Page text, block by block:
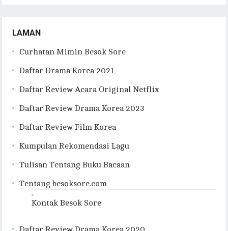
LAMAN
Curhatan Mimin Besok Sore
Daftar Drama Korea 2021
Daftar Review Acara Original Netflix
Daftar Review Drama Korea 2023
Daftar Review Film Korea
Kumpulan Rekomendasi Lagu
Tulisan Tentang Buku Bacaan
Tentang besoksore.com
Kontak Besok Sore